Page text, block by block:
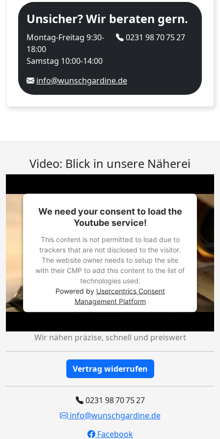
Unsicher? Wir beraten gern.
Montag-Freitag 9:30-
18:00
Samstag 10:00-14:00
0231 98 70 75 27
info@wunschgardine.de
Video: Blick in unsere Näherei
We need your consent to load the
Youtube service!
This content is not permitted to load due to
trackers that are not disclosed to the visitor.
The website owner needs to setup the site
with their CMP to add this content to the list of
technologies used.
Powered by Usercentrics Consent
Management Platform
Wir nähen präzise, schnell und preiswert
Vertrag widerrufen
0231 98 70 75 27
info@wunschgardine.de
Facebook